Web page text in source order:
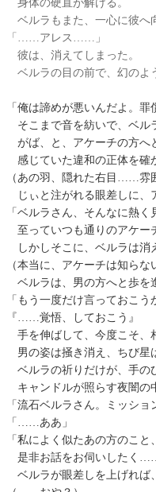
身体の硬直が解ける。
ベルラもまた、一心に彼へ
「……アレス……」
彼は、消えてしまった。
ベルラの目の前で、幻のよ
「俺は諦めが悪いんだよ。
そこまで音を紡いで、ベル
がば、と、アケーチの方へ
感じていた違和の正体を確
（あの羽、隠れた右目……雰
じぃと注がれる眼差しに、
「ベルラさん、そんなに熱
至っていつも通りのアケー
しかしそこに、ベルラは消
（本当に、アケーチは知ら
ベルラは、男の方へと歩を
「もう一度だけ言っておこう
『……覚悟、しておこう』
手を伸ばして、今度こそ、
男の姿は掻き消え、ちび星
ベルラの祈りだけが、手の
キャンドルが照らす夜闇の
「流石ベルラさん。ミッシ
「……ああ」
「私によく似たあの方のこと
是非お話をお伺いしたく
ベルラが眼差しを上げれば